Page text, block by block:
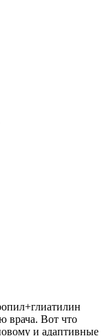
врача. Вот что
и адаптивные